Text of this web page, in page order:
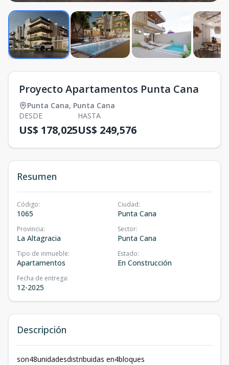
Proyecto Apartamentos Punta Cana
Punta Cana, Punta Cana
DESDE
US$ 178,025
HASTA
US$ 249,576
Resumen
Código:
1065
Ciudad:
Punta Cana
Provincia:
La Altagracia
Sector:
Punta Cana
Tipo de inmueble:
Apartamentos
Estado:
En Construcción
Fecha de entrega:
12-2025
Descripción
son48unidadesdistribuidas en4bloques